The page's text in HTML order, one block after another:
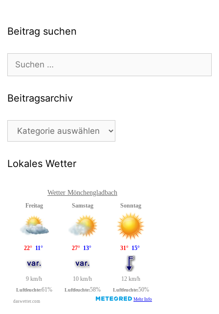
Beitrag suchen
nach:
Beitragsarchiv
Beitragsarchiv
Lokales Wetter
Wetter Mönchengladbach